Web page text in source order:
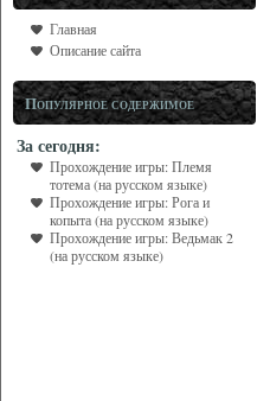
Главная
Описание сайта
Популярное содержимое
За сегодня:
Прохождение игры: Племя
тотема (на русском языке)
Прохождение игры: Рога и
копыта (на русском языке)
Прохождение игры: Ведьмак 2
(на русском языке)